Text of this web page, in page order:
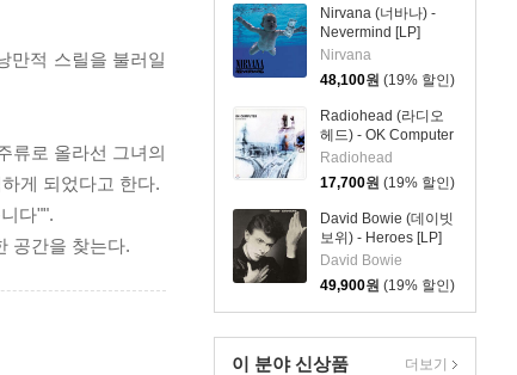
Nirvana (너바나) -
Nevermind [LP]
Nirvana
48,100원 (19% 할인)
Radiohead (라디오
헤드) - OK Computer
Radiohead
17,700원 (19% 할인)
David Bowie (데이빗
보위) - Heroes [LP]
David Bowie
49,900원 (19% 할인)
이 분야 신상품 더보기
만적 스릴을 불러일
류로 올라선 그녀의
게 되었다고 한다.
다"".
공간을 찾는다.